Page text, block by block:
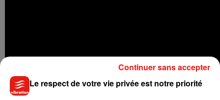
Le respect de votre vie privée est notre priorité
Continuer sans accepter